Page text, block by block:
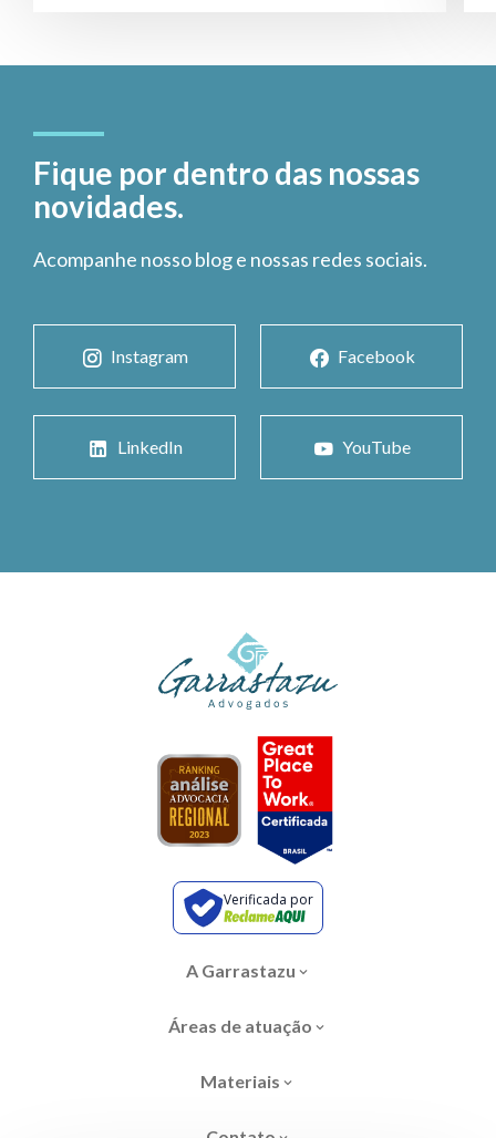
Fique por dentro das nossas
novidades.
Acompanhe nosso blog e nossas redes sociais.
Instagram Facebook
LinkedIn YouTube
Verificada por
A Garrastazu
Áreas de atuação
Materiais